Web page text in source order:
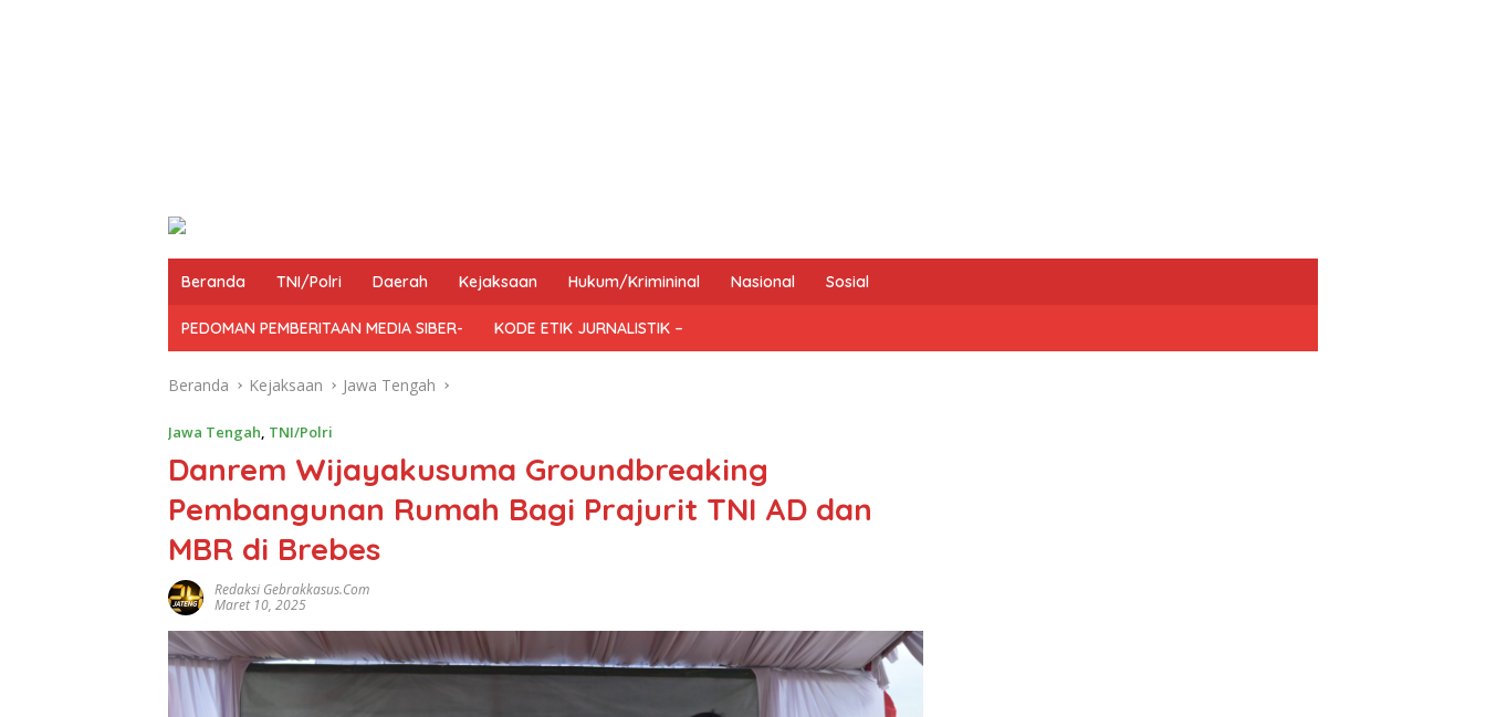
Beranda TNI/Polri Daerah Kejaksaan Hukum/Krimininal Nasional Sosial
PEDOMAN PEMBERITAAN MEDIA SIBER- KODE ETIK JURNALISTIK –
Beranda Kejaksaan Jawa Tengah
Jawa Tengah, TNI/Polri
Danrem Wijayakusuma Groundbreaking
Pembangunan Rumah Bagi Prajurit TNI AD dan
MBR di Brebes
Redaksi Gebrakkasus.com
Maret 10, 2025